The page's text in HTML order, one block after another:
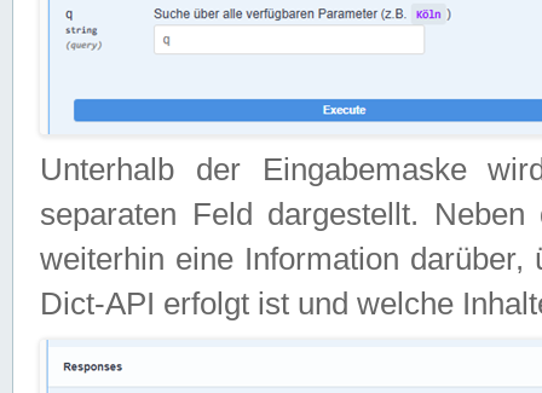
Unterhalb der Eingabemaske
separaten Feld dargestellt.
weiterhin eine Information
Dict-API erfolgt ist und welche